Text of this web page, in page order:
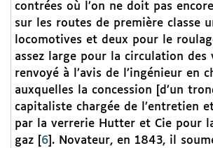
contrées où l’on ne doit pas
sur les routes de première classe
locomotives et deux pour le
assez large pour la circulation
renvoyé à l’avis de l’ingénieur
auxquelles la concession [d’un
capitaliste chargée de l’entretien
par la verrerie Hutter et Cie pour
gaz[ 6] . Novateur, en 1843, il